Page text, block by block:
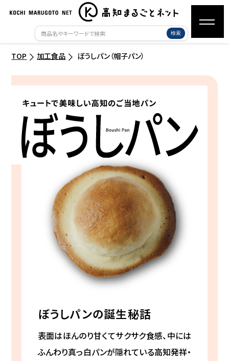
検索
TOP 加工食品 ぼうしパン（帽子パン）
ぼうしパンの誕生秘話
表面はほんのり甘くてサクサク食感、中には
ふんわり真っ白パンが隠れている高知発祥・